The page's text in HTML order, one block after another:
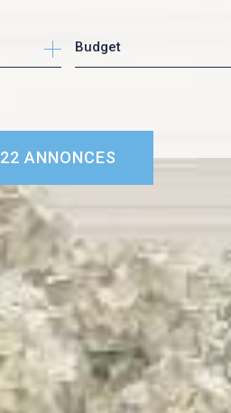
Budget
22 ANNONCES